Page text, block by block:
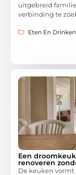
uitgebreid
verbinding te
Eten En Drinken
Een
renoveren
De keuken